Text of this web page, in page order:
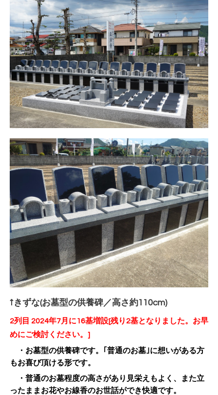
↑きずな(お墓型の供養碑／高さ約110cm)
2列目 2024年7月に16基増設[残り2基となりました。お早
めにご検討ください。]
・お墓型の供養碑です。｢普通のお墓｣に想いがある方
もお喜び頂ける形です。
・普通のお墓程度の高さがあり見栄えもよく、また立
ったままお花やお線香のお世話ができ快適です。